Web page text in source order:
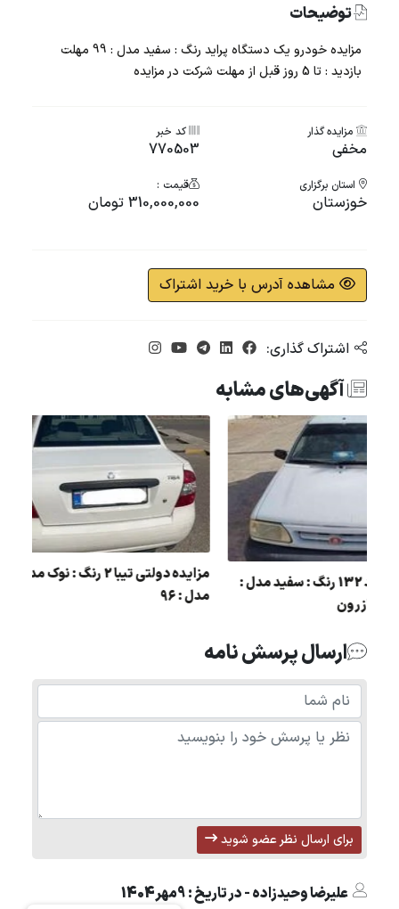
توضیحات
مزایده خودرو یک دستگاه پراید رنگ : سفید مدل : 99 مهلت
بازدید : تا 5 روز قبل از مهلت شرکت در مزایده
مزایده گذار
مخفی
کد خبر
770503
استان برگزاری
خوزستان
قیمت :
310,000,000 تومان
مشاهده آدرس با خرید اشتراک
اشتراک گذاری:
آگهی‌های مشابه
مزایده
مزایده پراید 132 رنگ : سفید مدل :
89 در شهر کازرون
ارسال پرسش نامه
برای ارسال نظر عضو شوید
علیرضا وحیدزاده - در تاریخ : 9مهر1404